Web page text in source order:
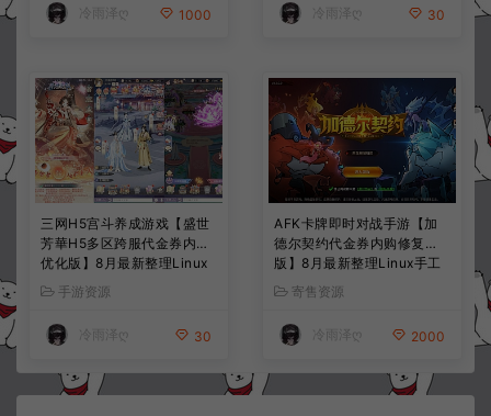
冷雨泽ღ 1000 冷雨泽ღ 30
三网H5宫斗养成游戏【盛世
芳華H5多区跨服代金券内购
优化版】8月最新整理Linux
手工服务端+CDK授权后台
+全资源安卓+详细搭建教程
+视频教程
手游资源
冷雨泽ღ 30
AFK卡牌即时对战手游【加
德尔契约代金券内购修复
版】8月最新整理Linux手工
服务端+前后端全套源码+CD
K授权后台+安卓苹果双端
+详细搭建教程+视频教程
寄售资源
冷雨泽ღ 2000